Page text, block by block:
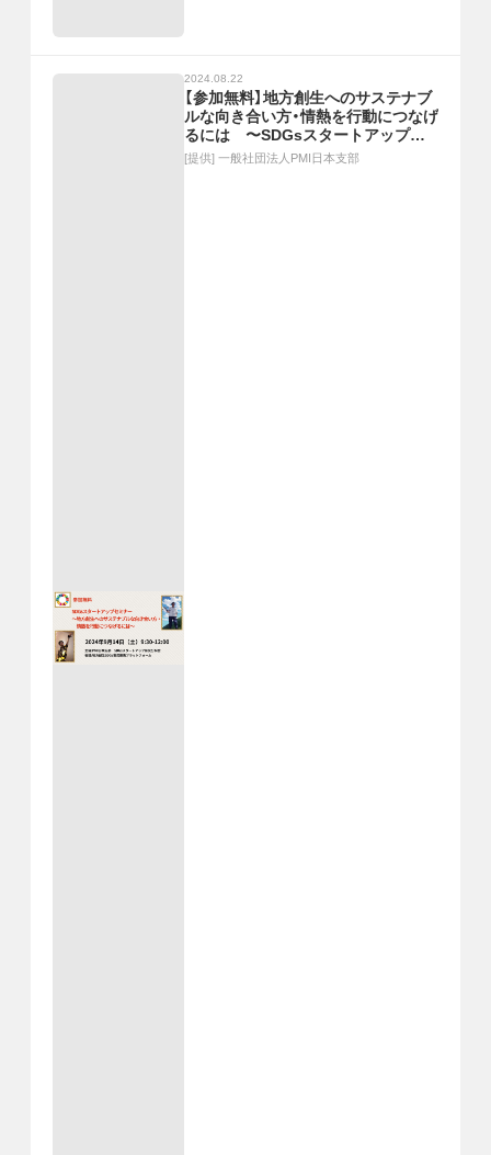
2024.08.22
【参加無料】地方創生へのサステナブ
ルな向き合い方・情熱を行動につなげ
るには 〜SDGsスタートアップセ
ミナー2024秋～
[提供] 一般社団法人PMI日本支部